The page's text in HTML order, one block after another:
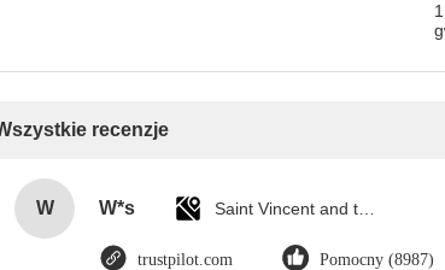
1
recenzje
W W*s
trustpilot.com Pomocny (8987)